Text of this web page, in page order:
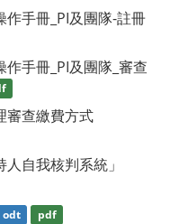
手冊_PI及團隊-註冊
手冊_PI及團隊_審查
審查繳費方式
自我核判系統」
odt pdf